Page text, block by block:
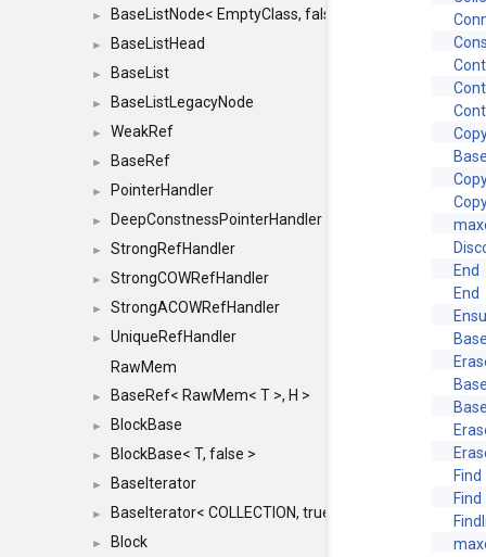
► BaseListNode< EmptyClass, false >
► BaseListHead
► BaseList
► BaseListLegacyNode
► WeakRef
► BaseRef
► PointerHandler
► DeepConstnessPointerHandler
► StrongRefHandler
► StrongCOWRefHandler
► StrongACOWRefHandler
►
UniqueRefHandler
RawMem
► BaseRef< RawMem< T >, H >
► BlockBase
► BlockBase< T, false >
► BaseIterator
► BaseIterator< COLLECTION, true >
► Block
End
End
Find
Find